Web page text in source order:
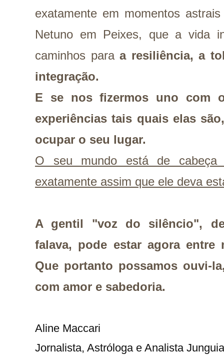
exatamente em momentos
Netuno em Peixes, que a vida
caminhos paraa resiliência, a
integração.
E se nos fizermos uno com
experiências tais quais elas
ocupar o seu lugar.
O seu mundo está de cabeça
exatamente assim que ele deva
A gentil "voz do silêncio",
falava, pode estar agora
Que portanto possamos ouvi-
com amor e sabedoria.
Aline Maccari
Jornalista, Astróloga e Analista